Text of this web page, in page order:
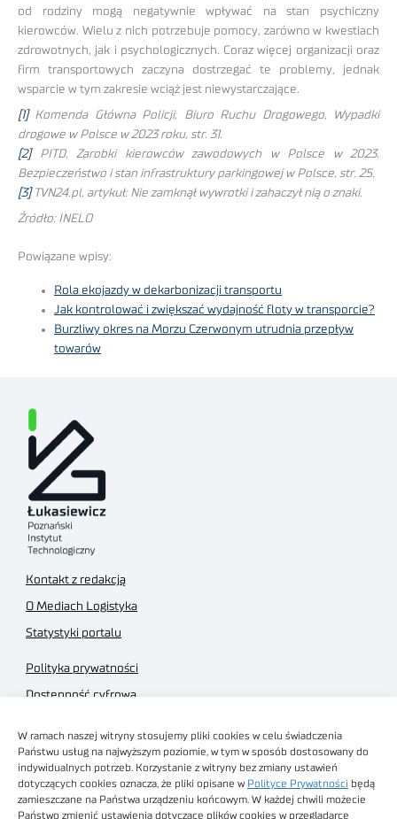
W ramach naszej witryny stosujemy pliki cookies w celu świadczenia
Państwu usług na najwyższym poziomie, w tym w sposób dostosowany do
indywidualnych potrzeb. Korzystanie z witryny bez zmiany ustawień
dotyczących cookies oznacza, że pliki opisane w Polityce Prywatności będą
zamieszczane na Państwa urządzeniu końcowym. W każdej chwili możecie
Państwo zmienić ustawienia dotyczące plików cookies w przeglądarce
od rodziny mogą negatywnie wpływać na stan psychiczny
kierowców. Wielu z nich potrzebuje pomocy, zarówno w kwestiach
zdrowotnych, jak i psychologicznych. Coraz więcej organizacji oraz
firm transportowych zaczyna dostrzegać te problemy, jednak
wsparcie w tym zakresie wciąż jest niewystarczające.
[1]Komenda Główna Policji, Biuro Ruchu Drogowego, Wypadki
drogowe w Polsce w 2023 roku, str. 31.
[2]PITD, Zarobki kierowców zawodowych w Polsce w 2023.
Bezpieczeństwo i stan infrastruktury parkingowej w Polsce, str. 25.
[3]TVN24.pl, artykuł: Nie zamknął wywrotki i zahaczył nią o znaki.
Źródło: INELO
Powiązane wpisy:
Rola ekojazdy w dekarbonizacji transportu
Jak kontrolować i zwiększać wydajność floty w transporcie?
Burzliwy okres na Morzu Czerwonym utrudnia przepływ
towarów
Kontakt z redakcją
O Mediach Logistyka
Statystyki portalu
Polityka prywatności
Dostępność cyfrowa
Regulamin sklepu